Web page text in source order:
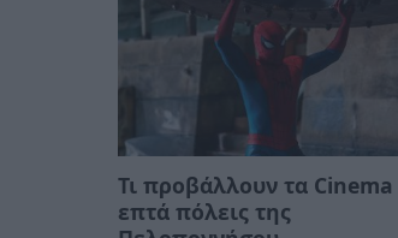
Τι προβάλλουν τα Cinema
επτά πόλεις της